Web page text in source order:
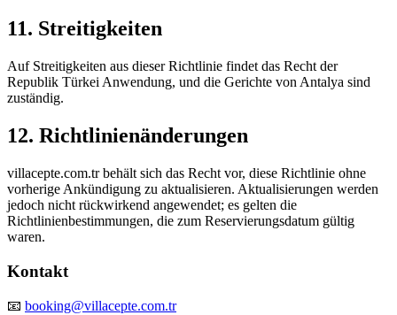
11. Streitigkeiten
Auf Streitigkeiten aus dieser Richtlinie findet das Recht der
Republik Türkei Anwendung, und die Gerichte von Antalya sind
zuständig.
12. Richtlinienänderungen
villacepte.com.tr behält sich das Recht vor, diese Richtlinie ohne
vorherige Ankündigung zu aktualisieren. Aktualisierungen werden
jedoch nicht rückwirkend angewendet; es gelten die
Richtlinienbestimmungen, die zum Reservierungsdatum gültig
waren.
Kontakt
📧 booking@villacepte.com.tr